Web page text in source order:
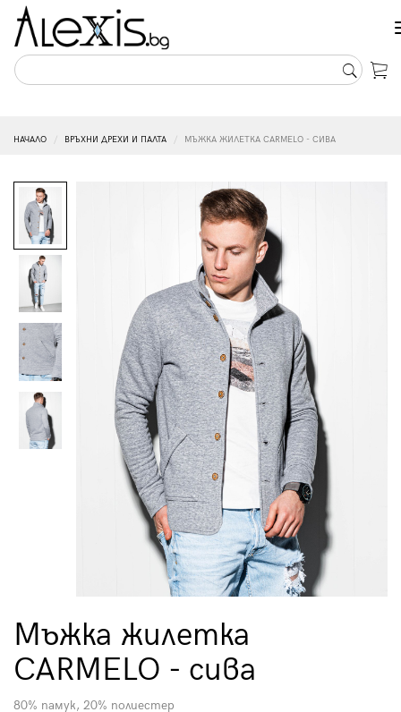
НАЧАЛО ВРЪХНИ ДРЕХИ И ПАЛТА МЪЖКА ЖИЛЕТКА CARMELO - СИВА
Мъжка жилетка
CARMELO - сива
80% памук, 20% полиестер